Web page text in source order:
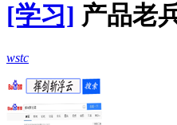
[学习] 产品老
wstc